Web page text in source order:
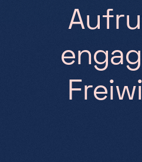
Aufru
engag
Freiwi